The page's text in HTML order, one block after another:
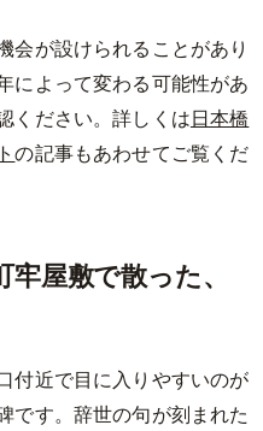
会が設けられることがあり
によって変わる可能性があ
ください。詳しくは日本橋
の記事もあわせてご覧くだ
屋敷で散った、
付近で目に入りやすいのが
です。辞世の句が刻まれた